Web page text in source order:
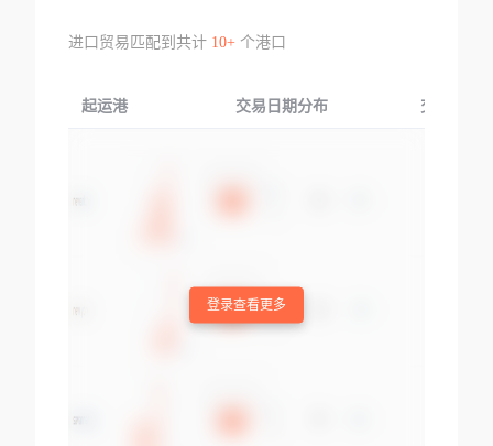
进口贸易匹配到共计 10+个港口
起运港 交易日期分布 交易产品
登录查看更多